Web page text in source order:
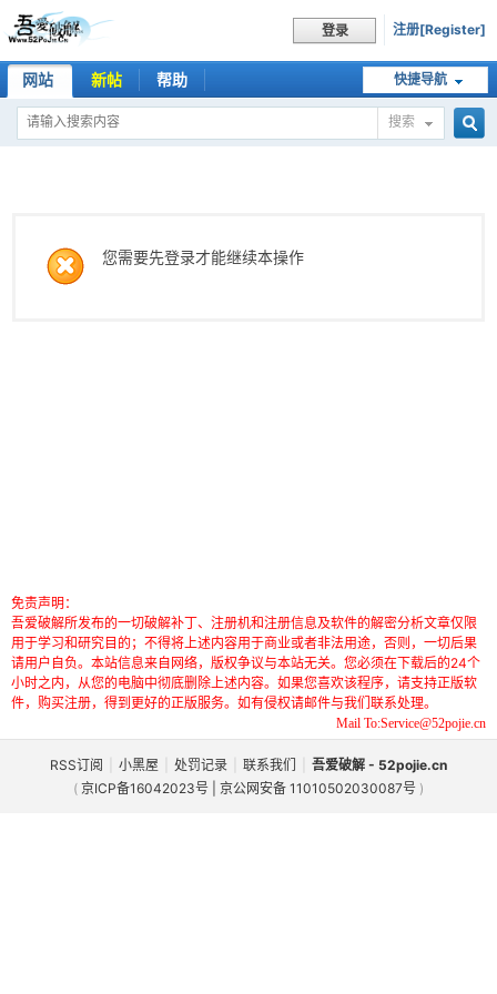
登录 注册[Register]
快捷导航
网站 新帖 帮助
搜索
您需要先登录才能继续本操作
免责声明：
吾爱破解所发布的一切破解补丁、注册机和注册信息及软件的解密分析文章仅限
用于学习和研究目的；不得将上述内容用于商业或者非法用途，否则，一切后果
请用户自负。本站信息来自网络，版权争议与本站无关。您必须在下载后的24个
小时之内，从您的电脑中彻底删除上述内容。如果您喜欢该程序，请支持正版软
件，购买注册，得到更好的正版服务。如有侵权请邮件与我们联系处理。
Mail To:Service@52pojie.cn
RSS订阅 小黑屋 处罚记录 联系我们
吾爱破解 - 52pojie.cn
( 京ICP备16042023号 | 京公网安备 11010502030087号 )